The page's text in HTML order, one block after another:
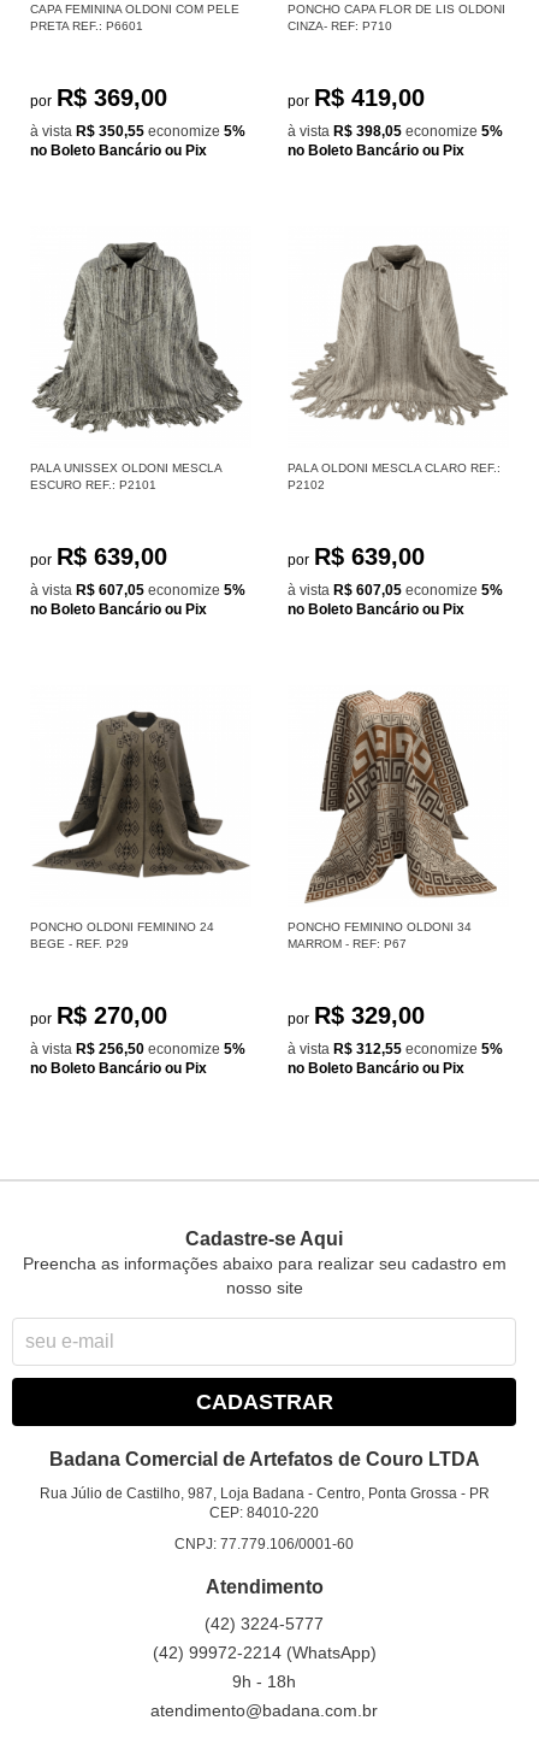
CAPA FEMININA OLDONI COM PELE
PRETA REF.: P6601
por R$ 369,00
à vista R$ 350,55 economize 5%
no Boleto Bancário ou Pix
PONCHO CAPA FLOR DE LIS OLDONI
CINZA- REF: P710
por R$ 419,00
à vista R$ 398,05 economize 5%
no Boleto Bancário ou Pix
PALA UNISSEX OLDONI MESCLA
ESCURO REF.: P2101
por R$ 639,00
à vista R$ 607,05 economize 5%
no Boleto Bancário ou Pix
PALA OLDONI MESCLA CLARO REF.:
P2102
por R$ 639,00
à vista R$ 607,05 economize 5%
no Boleto Bancário ou Pix
PONCHO OLDONI FEMININO 24
BEGE - REF. P29
por R$ 270,00
à vista R$ 256,50 economize 5%
no Boleto Bancário ou Pix
PONCHO FEMININO OLDONI 34
MARROM - REF: P67
por R$ 329,00
à vista R$ 312,55 economize 5%
no Boleto Bancário ou Pix
Cadastre-se Aqui
Preencha as informações abaixo para realizar seu cadastro em
nosso site
CADASTRAR
Badana Comercial de Artefatos de Couro LTDA
Rua Júlio de Castilho, 987, Loja Badana- Centro, Ponta Grossa- PR
CEP: 84010-220
CNPJ: 77.779.106/0001-60
Atendimento
(42) 3224-5777
(42) 99972-2214 (WhatsApp)
9h - 18h
atendimento@badana.com.br